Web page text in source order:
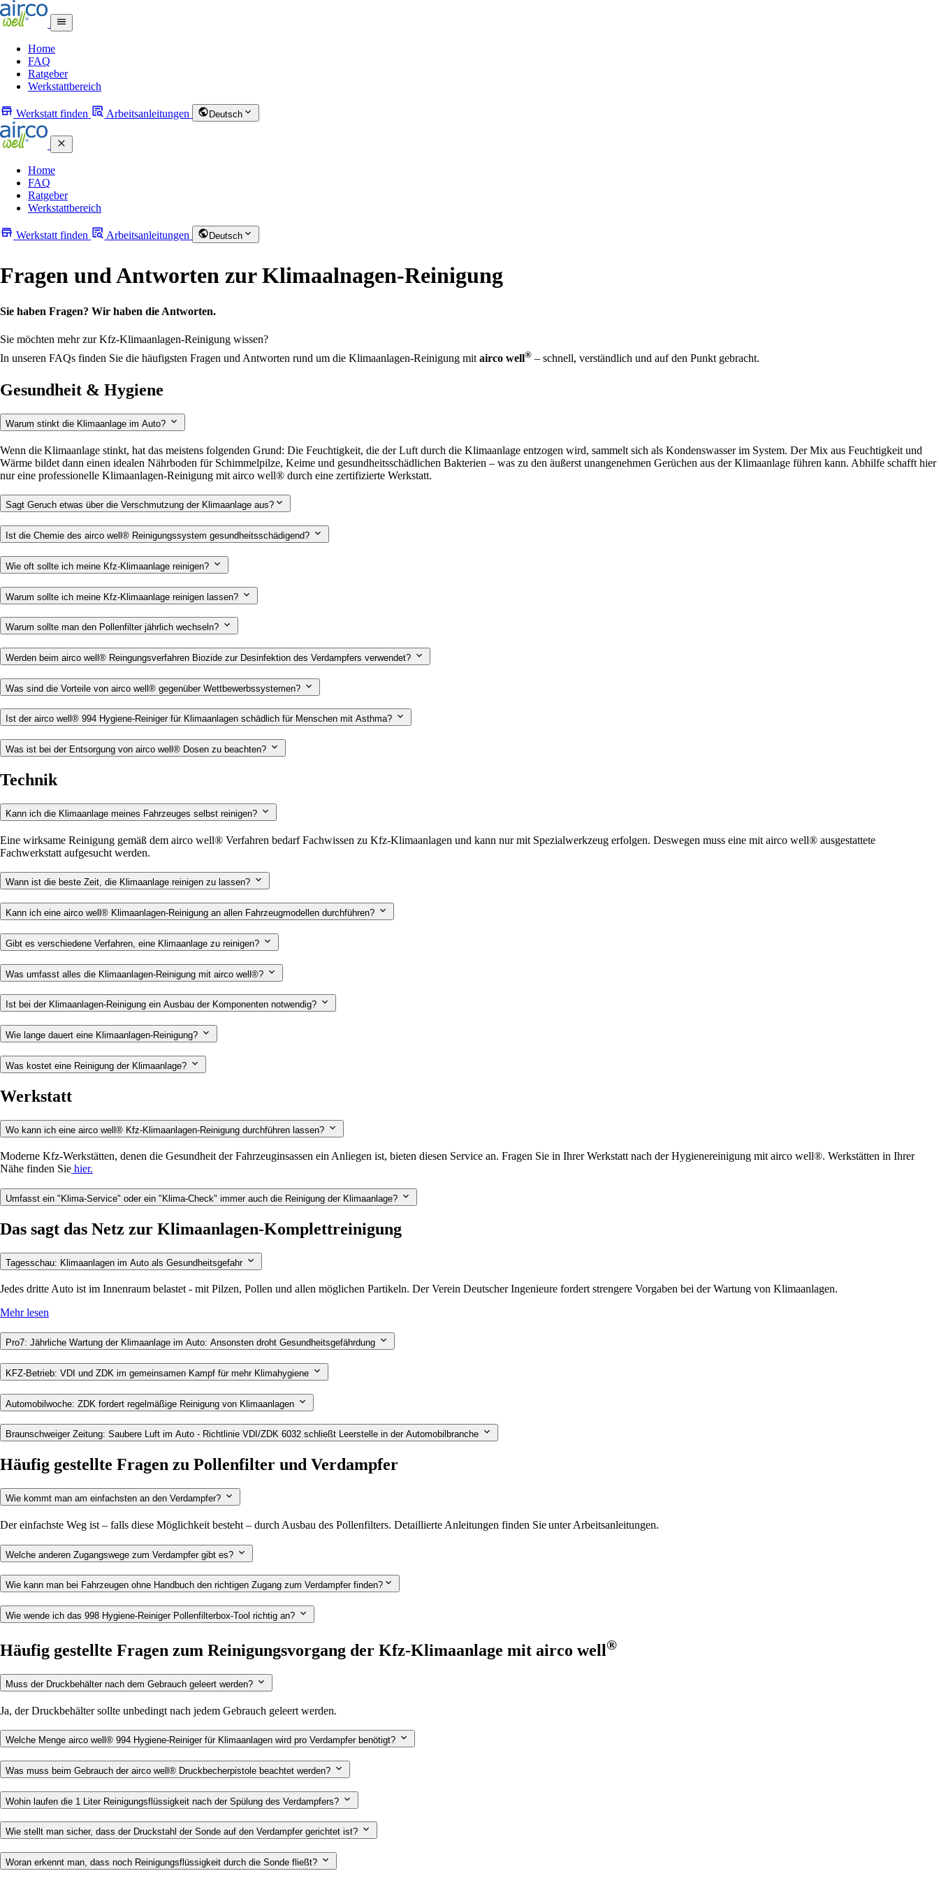
Home
FAQ
Ratgeber
Werkstattbereich
Werkstatt finden Arbeitsanleitungen Deutsch
Home
FAQ
Ratgeber
Werkstattbereich
Werkstatt finden Arbeitsanleitungen Deutsch
Fragen und Antworten zur Klimaalnagen-Reinigung
Sie haben Fragen? Wir haben die Antworten.
Sie möchten mehr zur Kfz-Klimaanlagen-Reinigung wissen?
In unseren FAQs finden Sie die häufigsten Fragen und Antworten rund um die Klimaanlagen-Reinigung mit airco well® – schnell, verständlich und auf den Punkt gebracht.
Gesundheit & Hygiene
Warum stinkt die Klimaanlage im Auto?
Wenn die Klimaanlage stinkt, hat das meistens folgenden Grund: Die Feuchtigkeit, die der Luft durch die Klimaanlage entzogen wird, sammelt sich als Kondenswasser im System. Der Mix aus Feuchtigkeit und
Wärme bildet dann einen idealen Nährboden für Schimmelpilze, Keime und gesundheitsschädlichen Bakterien – was zu den äußerst unangenehmen Gerüchen aus der Klimaanlage führen kann. Abhilfe schafft hier
nur eine professionelle Klimaanlagen-Reinigung mit airco well® durch eine zertifizierte Werkstatt.
Sagt Geruch etwas über die Verschmutzung der Klimaanlage aus?
Ist die Chemie des airco well® Reinigungssystem gesundheitsschädigend?
Wie oft sollte ich meine Kfz-Klimaanlage reinigen?
Warum sollte ich meine Kfz-Klimaanlage reinigen lassen?
Warum sollte man den Pollenfilter jährlich wechseln?
Werden beim airco well® Reingungsverfahren Biozide zur Desinfektion des Verdampfers verwendet?
Was sind die Vorteile von airco well® gegenüber Wettbewerbssystemen?
Ist der airco well® 994 Hygiene-Reiniger für Klimaanlagen schädlich für Menschen mit Asthma?
Was ist bei der Entsorgung von airco well® Dosen zu beachten?
Technik
Kann ich die Klimaanlage meines Fahrzeuges selbst reinigen?
Eine wirksame Reinigung gemäß dem airco well® Verfahren bedarf Fachwissen zu Kfz-Klimaanlagen und kann nur mit Spezialwerkzeug erfolgen. Deswegen muss eine mit airco well® ausgestattete
Fachwerkstatt aufgesucht werden.
Wann ist die beste Zeit, die Klimaanlage reinigen zu lassen?
Kann ich eine airco well® Klimaanlagen-Reinigung an allen Fahrzeugmodellen durchführen?
Gibt es verschiedene Verfahren, eine Klimaanlage zu reinigen?
Was umfasst alles die Klimaanlagen-Reinigung mit airco well®?
Ist bei der Klimaanlagen-Reinigung ein Ausbau der Komponenten notwendig?
Wie lange dauert eine Klimaanlagen-Reinigung?
Was kostet eine Reinigung der Klimaanlage?
Werkstatt
Wo kann ich eine airco well® Kfz-Klimaanlagen-Reinigung durchführen lassen?
Moderne Kfz-Werkstätten, denen die Gesundheit der Fahrzeuginsassen ein Anliegen ist, bieten diesen Service an. Fragen Sie in Ihrer Werkstatt nach der Hygienereinigung mit airco well®. Werkstätten in Ihrer
Nähe finden Sie hier.
Umfasst ein "Klima-Service" oder ein "Klima-Check" immer auch die Reinigung der Klimaanlage?
Das sagt das Netz zur Klimaanlagen-Komplettreinigung
Tagesschau: Klimaanlagen im Auto als Gesundheitsgefahr
Jedes dritte Auto ist im Innenraum belastet - mit Pilzen, Pollen und allen möglichen Partikeln. Der Verein Deutscher Ingenieure fordert strengere Vorgaben bei der Wartung von Klimaanlagen.
Mehr lesen
Pro7: Jährliche Wartung der Klimaanlage im Auto: Ansonsten droht Gesundheitsgefährdung
KFZ-Betrieb: VDI und ZDK im gemeinsamen Kampf für mehr Klimahygiene
Automobilwoche: ZDK fordert regelmäßige Reinigung von Klimaanlagen
Braunschweiger Zeitung: Saubere Luft im Auto - Richtlinie VDI/ZDK 6032 schließt Leerstelle in der Automobilbranche
Häufig gestellte Fragen zu Pollenfilter und Verdampfer
Wie kommt man am einfachsten an den Verdampfer?
Der einfachste Weg ist – falls diese Möglichkeit besteht – durch Ausbau des Pollenfilters. Detaillierte Anleitungen finden Sie unter Arbeitsanleitungen.
Welche anderen Zugangswege zum Verdampfer gibt es?
Wie kann man bei Fahrzeugen ohne Handbuch den richtigen Zugang zum Verdampfer finden?
Wie wende ich das 998 Hygiene-Reiniger Pollenfilterbox-Tool richtig an?
Häufig gestellte Fragen zum Reinigungsvorgang der Kfz-Klimaanlage mit airco well®
Muss der Druckbehälter nach dem Gebrauch geleert werden?
Ja, der Druckbehälter sollte unbedingt nach jedem Gebrauch geleert werden.
Welche Menge airco well® 994 Hygiene-Reiniger für Klimaanlagen wird pro Verdampfer benötigt?
Was muss beim Gebrauch der airco well® Druckbecherpistole beachtet werden?
Wohin laufen die 1 Liter Reinigungsflüssigkeit nach der Spülung des Verdampfers?
Wie stellt man sicher, dass der Druckstahl der Sonde auf den Verdampfer gerichtet ist?
Woran erkennt man, dass noch Reinigungsflüssigkeit durch die Sonde fließt?